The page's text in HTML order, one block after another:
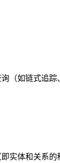
（如链式追
实体和关系